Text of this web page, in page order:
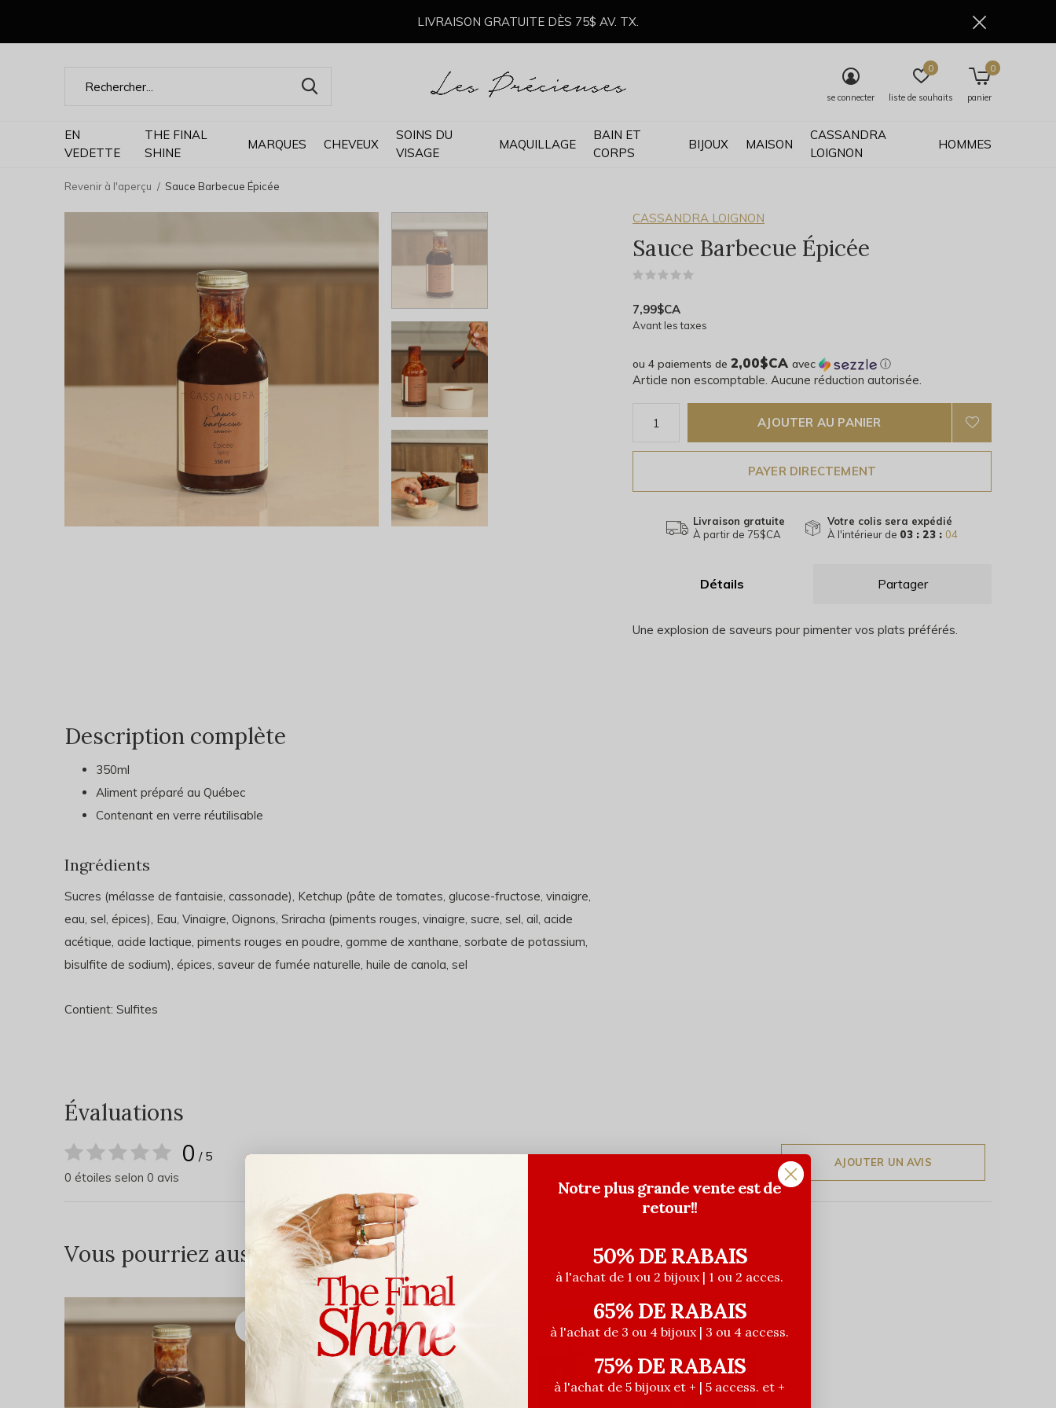
EN
VEDETTE
THE FINAL
SHINE
MARQUES CHEVEUX
SOINS DU
VISAGE
MAQUILLAGE
BAIN ET
CORPS
BIJOUX MAISON
CASSANDRA
LOIGNON
HOMMES
se connecter liste de souhaits
0
panier
0
LIVRAISON GRATUITE DÈS 75$ AV. TX.
Revenir à l'aperçu Sauce Barbecue Épicée
CASSANDRA LOIGNON
Sauce Barbecue Épicée
7,99$CA
Avant les taxes
ou 4 paiements de 2,00$CA avec ⓘ
Article non escomptable. Aucune réduction autorisée.
AJOUTER AU PANIER
PAYER DIRECTEMENT
Livraison gratuite
À partir de 75$CA
Votre colis sera expédié
À l'intérieur de 03 : 23 : 03
Détails Partager
Une explosion de saveurs pour pimenter vos plats préférés.
Description complète
350ml
Aliment préparé au Québec
Contenant en verre réutilisable
Ingrédients
Sucres (mélasse de fantaisie, cassonade), Ketchup (pâte de tomates, glucose-fructose, vinaigre,
eau, sel, épices), Eau, Vinaigre, Oignons, Sriracha (piments rouges, vinaigre, sucre, sel, ail, acide
acétique, acide lactique, piments rouges en poudre, gomme de xanthane, sorbate de potassium,
bisulfite de sodium), épices, saveur de fumée naturelle, huile de canola, sel
Contient: Sulfites
Évaluations
0 / 5
0 étoiles selon 0 avis
AJOUTER UN AVIS
Vous pourriez aussi aimer...
DE RETOUR BIENTÔT DE RETOUR BIENTÔT
Notre plus grande vente est de
retour!!
50% DE RABAIS
à l'achat de 1 ou 2 bijoux | 1 ou 2 acces.
65% DE RABAIS
à l'achat de 3 ou 4 bijoux | 3 ou 4 access.
75% DE RABAIS
à l'achat de 5 bijoux et + | 5 access. et +